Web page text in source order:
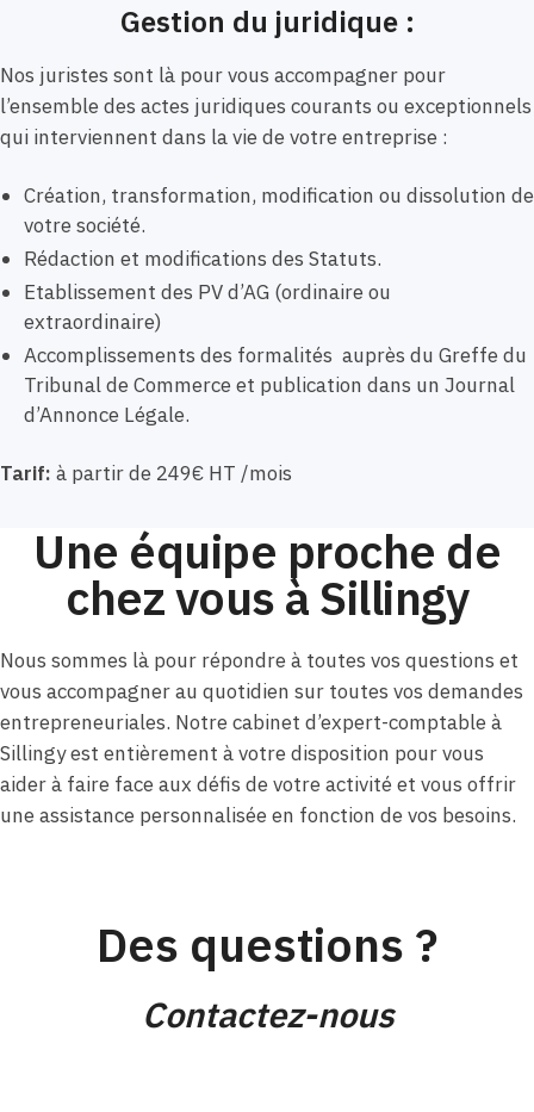
Gestion du juridique :
Nos juristes sont là pour vous accompagner pour
l’ensemble des actes juridiques courants ou exceptionnels
qui interviennent dans la vie de votre entreprise :
Création, transformation, modification ou dissolution de
votre société.
Rédaction et modifications des Statuts.
Etablissement des PV d’AG (ordinaire ou
extraordinaire)
Accomplissements des formalités auprès du Greffe du
Tribunal de Commerce et publication dans un Journal
d’Annonce Légale.
Tarif: à partir de 249€ HT /mois
Une équipe proche de
chez vous à Sillingy
Nous sommes là pour répondre à toutes vos questions et
vous accompagner au quotidien sur toutes vos demandes
entrepreneuriales. Notre cabinet d’expert-comptable à
Sillingy est entièrement à votre disposition pour vous
aider à faire face aux défis de votre activité et vous offrir
une assistance personnalisée en fonction de vos besoins.
Des questions ?
Contactez-nous